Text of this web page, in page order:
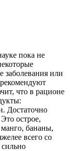
пока не
заболевания или
что в рационе
Достаточно
острое,
бананы,
всего со